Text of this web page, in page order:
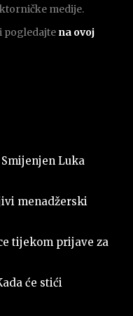
medije.
pogledajte na ovoj
Smijenjen Luka
menadžerski
tijekom prijave za
će stići